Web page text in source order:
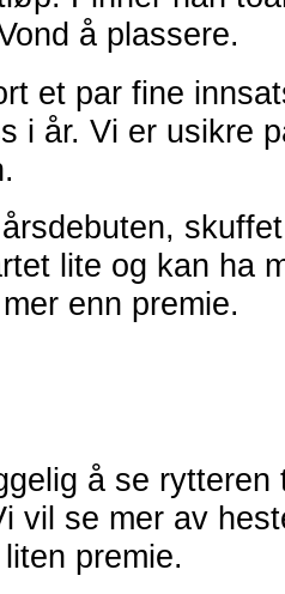
å plassere.
et par fine
i år. Vi er usikre
lite og kan ha
enn premie.
å se rytteren
vil se mer av
premie.